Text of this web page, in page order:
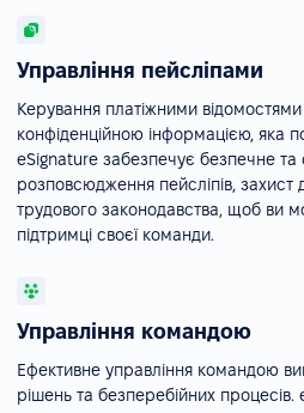
Управління пейсліпами
Керування платіжними
конфіденційною інформацією, яка
eSignature забезпечує безпечне та
розповсюдження пейсліпів,
трудового законодавства, щоб ви
підтримці своєї команди.
Управління командою
Ефективне управління командою
рішень та безперебійних процесів.